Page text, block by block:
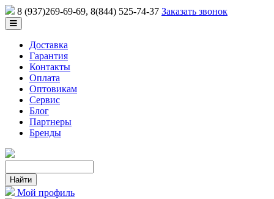
8 (937)269-69-69, 8(844) 525-74-37 Заказать звонок
Доставка
Гарантия
Контакты
Оплата
Оптовикам
Сервис
Блог
Партнеры
Бренды
Мой профиль